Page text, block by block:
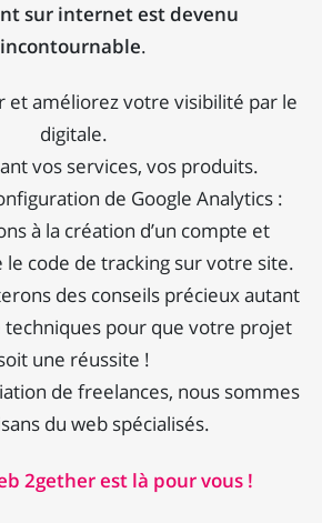
sur internet est devenu
incontournable.
et améliorez votre visibilité par le
digitale.
vos services, vos produits.
de Google Analytics :
à la création d’un compte et
le code de tracking sur votre site.
des conseils précieux autant
techniques pour que votre projet
une réussite !
de freelances, nous sommes
du web spécialisés.
2gether est là pour vous !